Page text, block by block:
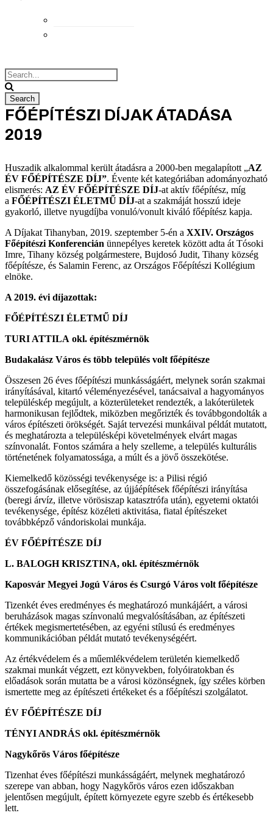
FŐÉPÍTÉSZI DÍJAK ÁTADÁSA
2019
Huszadik alkalommal került átadásra a 2000-ben megalapított „AZ
ÉV FŐÉPÍTÉSZE DÍJ”. Évente két kategóriában adományozható
elismerés: AZ ÉV FŐÉPÍTÉSZE DÍJ-at aktív főépítész, míg
a FŐÉPÍTÉSZI ÉLETMŰ DÍJ-at a szakmáját hosszú ideje
gyakorló, illetve nyugdíjba vonuló/vonult kiváló főépítész kapja.
A Díjakat Tihanyban, 2019. szeptember 5-én a XXIV. Országos
Főépítészi Konferencián ünnepélyes keretek között adta át Tósoki
Imre, Tihany község polgármestere, Bujdosó Judit, Tihany község
főépítésze, és Salamin Ferenc, az Országos Főépítészi Kollégium
elnöke.
A 2019. évi díjazottak:
FŐÉPÍTÉSZI ÉLETMŰ DÍJ
TURI ATTILA okl. építészmérnök
Budakalász Város és több település volt főépítésze
Összesen 26 éves főépítészi munkásságáért, melynek során szakmai
irányításával, kitartó véleményezésével, tanácsaival a hagyományos
településkép megújult, a közterületeket rendezték, a lakóterületek
harmonikusan fejlődtek, miközben megőrizték és továbbgondolták a
város építészeti örökségét. Saját tervezési munkáival példát mutatott,
és meghatározta a településképi követelmények elvárt magas
színvonalát. Fontos számára a hely szelleme, a település kulturális
történetének folyamatossága, a múlt és a jövő összekötése.
Kiemelkedő közösségi tevékenysége is: a Pilisi régió
összefogásának elősegítése, az újjáépítések főépítészi irányítása
(beregi árvíz, illetve vörösiszap katasztrófa után), egyetemi oktatói
tevékenysége, építész közéleti aktivitása, fiatal építészeket
továbbképző vándoriskolai munkája.
ÉV FŐÉPÍTÉSZE DÍJ
L. BALOGH KRISZTINA, okl. építészmérnök
Kaposvár Megyei Jogú Város és Csurgó Város volt főépítésze
Tizenkét éves eredményes és meghatározó munkájáért, a városi
beruházások magas színvonalú megvalósításában, az építészeti
értékek megismertetésében, az egyéni stílusú és eredményes
kommunikációban példát mutató tevékenységéért.
Az értékvédelem és a műemlékvédelem területén kiemelkedő
szakmai munkát végzett, ezt könyvekben, folyóiratokban és
előadások során mutatta be a városi közönségnek, így széles körben
ismertette meg az építészeti értékeket és a főépítészi szolgálatot.
ÉV FŐÉPÍTÉSZE DÍJ
TÉNYI ANDRÁS okl. építészmérnök
Nagykőrös Város főépítésze
Tizenhat éves főépítészi munkásságáért, melynek meghatározó
szerepe van abban, hogy Nagykőrös város ezen időszakban
jelentősen megújult, épített környezete egyre szebb és értékesebb
lett.